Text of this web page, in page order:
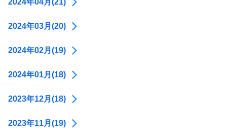
2024年03月(20)
2024年02月(19)
2024年01月(18)
2023年12月(18)
2023年11月(19)